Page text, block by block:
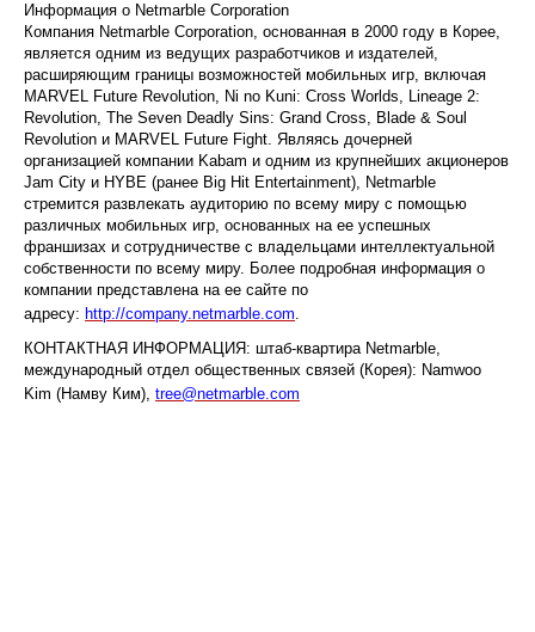
Информация о Netmarble Corporation
Компания Netmarble Corporation, основанная в 2000 году в Корее,
является одним из ведущих разработчиков и издателей,
расширяющим границы возможностей мобильных игр, включая
MARVEL Future Revolution, Ni no Kuni: Cross Worlds, Lineage 2:
Revolution, The Seven Deadly Sins: Grand Cross, Blade & Soul
Revolution и MARVEL Future Fight. Являясь дочерней
организацией компании Kabam и одним из крупнейших акционеров
Jam City и HYBE (ранее Big Hit Entertainment), Netmarble
стремится развлекать аудиторию по всему миру с помощью
различных мобильных игр, основанных на ее успешных
франшизах и сотрудничестве с владельцами интеллектуальной
собственности по всему миру. Более подробная информация о
компании представлена на ее сайте по
адресу: http://company.netmarble.com.
КОНТАКТНАЯ ИНФОРМАЦИЯ: штаб-квартира Netmarble,
международный отдел общественных связей (Корея): Namwoo
Kim (Намву Ким), tree@netmarble.com